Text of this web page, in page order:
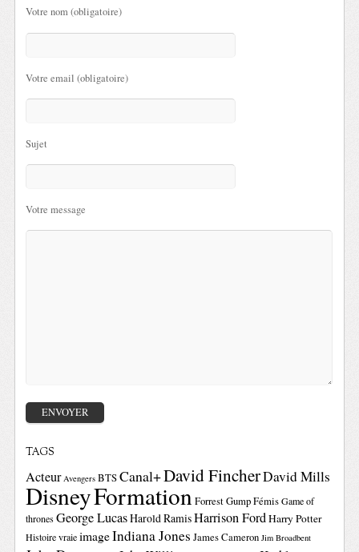
Votre nom (obligatoire)
Votre email (obligatoire)
Sujet
Votre message
TAGS
Acteur Avengers BTSCanal+David FincherDavid Mills
DisneyFormationForrest GumpFémis Game of
thrones George LucasHarold RamisHarrison FordHarry Potter
Histoire vraie imageIndiana Jones James Cameron Jim Broadbent